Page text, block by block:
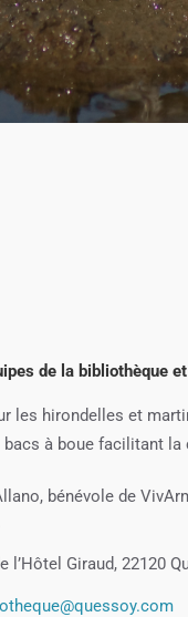
de la bibliothèque
les hirondelles et
à boue facilitant
bénévole de
l’Hôtel Giraud, 22120